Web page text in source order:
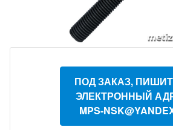
ПОД ЗАКАЗ,
ЭЛЕКТРОННЫЙ
MPS-